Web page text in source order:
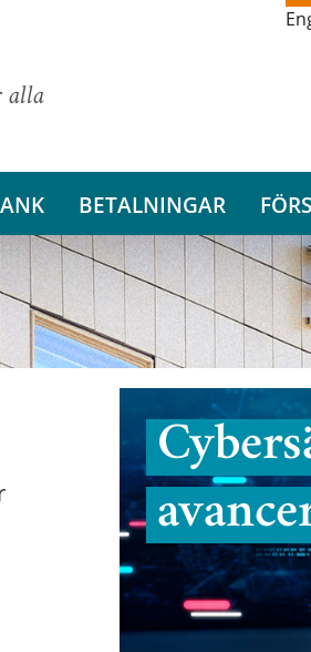
alla
BETALNINGAR